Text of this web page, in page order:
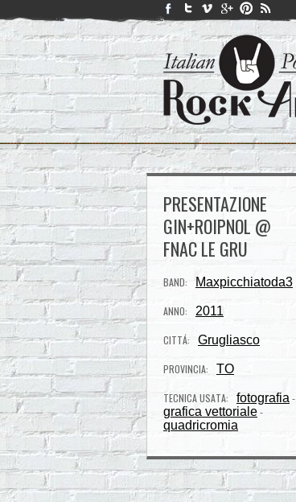
PRESENTAZIONE
GIN+ROIPNOL @
FNAC LE GRU
BAND: Maxpicchiatoda3
ANNO: 2011
CITTÁ: Grugliasco
PROVINCIA: TO
TECNICA USATA: fotografia -
grafica vettoriale -
quadricromia